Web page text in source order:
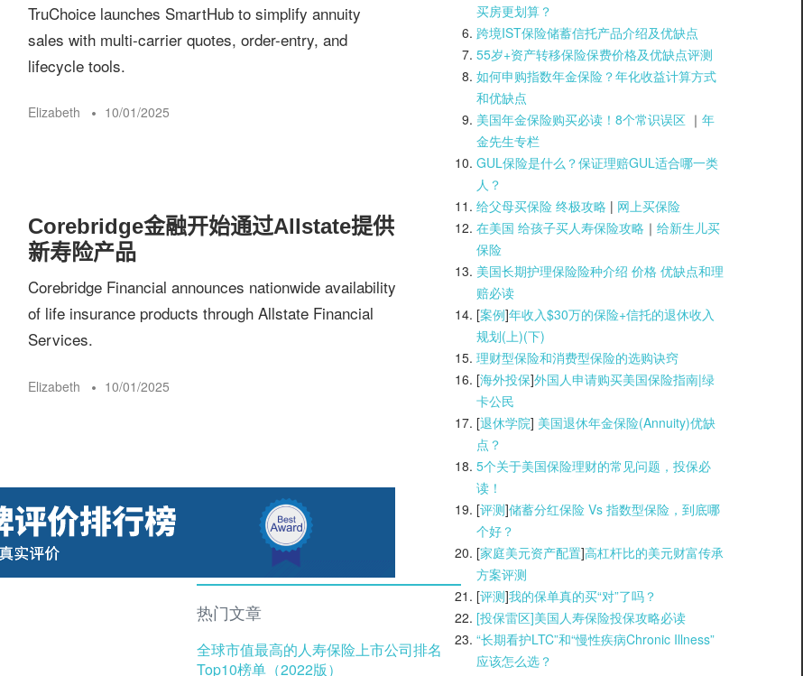
TruChoice launches SmartHub to simplify annuity
sales with multi-carrier quotes, order-entry, and
lifecycle tools.
Elizabeth 10/01/2025
Corebridge金融开始通过Allstate提供
新寿险产品
Corebridge Financial announces nationwide availability
of life insurance products through Allstate Financial
Services.
Elizabeth 10/01/2025
买房更划算？
跨境IST保险储蓄信托产品介绍及优缺点
55岁+资产转移保险保费价格及优缺点评测
如何申购指数年金保险？年化收益计算方式
和优缺点
美国年金保险购买必读！8个常识误区 ｜ 年
金先生专栏
GUL保险是什么？保证理赔GUL适合哪一类
人？
给父母买保险 终极攻略 | 网上买保险
在美国 给孩子买人寿保险攻略 ｜ 给新生儿买
保险
美国长期护理保险险种介绍 价格 优缺点和理
赔必读
[案例]年收入$30万的保险+信托的退休收入
规划(上)(下)
理财型保险和消费型保险的选购诀窍
[海外投保]外国人申请购买美国保险指南|绿
卡公民
[退休学院] 美国退休年金保险(Annuity)优缺
点？
5个关于美国保险理财的常见问题，投保必
读！
[评测]储蓄分红保险 Vs 指数型保险，到底哪
个好？
[家庭美元资产配置]高杠杆比的美元财富传承
方案评测
[评测]我的保单真的买“对”了吗？
[投保雷区]美国人寿保险投保攻略必读
“长期看护LTC”和“慢性疾病Chronic Illness”
应该怎么选？
热门文章
全球市值最高的人寿保险上市公司排名
Top10榜单（2022版）